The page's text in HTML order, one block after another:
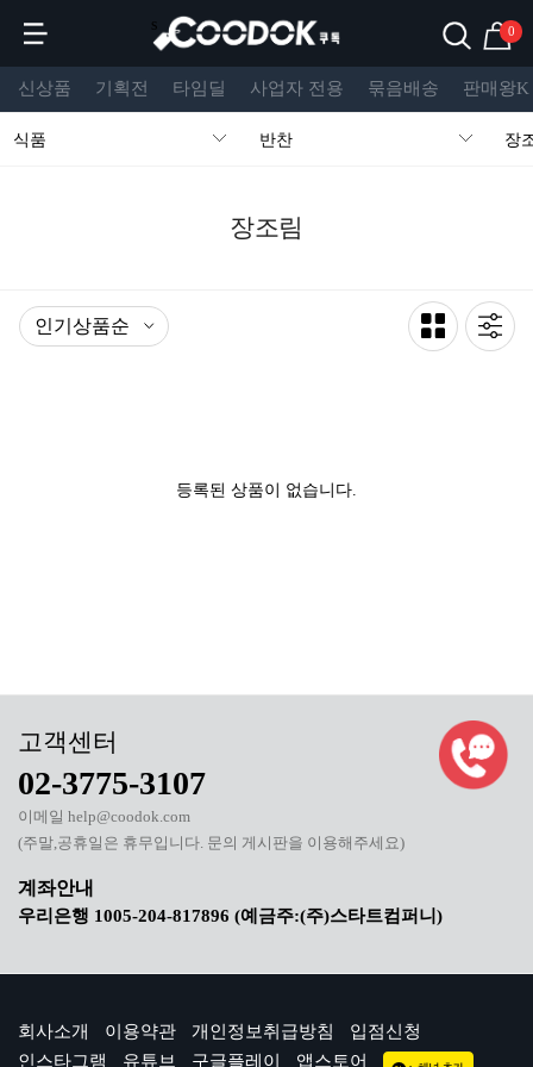
s 0
신상품 기획전 타임딜 사업자 전용 묶음배송 판매왕K
식품 반찬 장
장조림
등록된 상품이 없습니다.
02-3775-3107
이메일 help@coodok.com
(주말,공휴일은 휴무입니다. 문의 게시판을 이용해주세요)
우리은행 1005-204-817896 (예금주:(주)스타트컴퍼니)
회사소개 이용약관 개인정보취급방침
입점신청
인스타그램
유튜브 구글플레이 앱스토어